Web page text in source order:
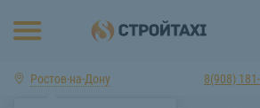
Ростов-на-Дону 8(908)